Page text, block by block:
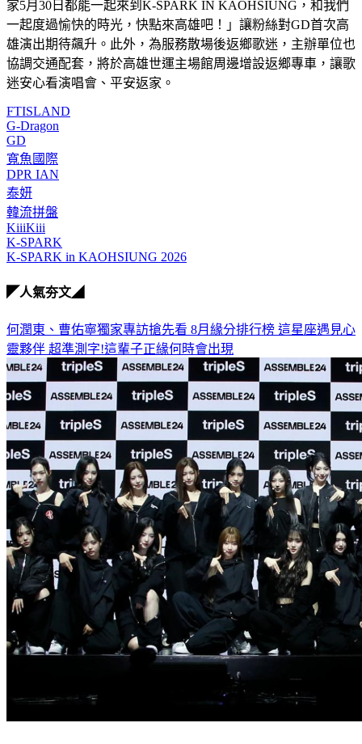
家5月30日都能一起來到K-SPARK IN KAOHSIUNG，和我們
一起度過愉快的時光，快點來高雄吧！」讓粉絲對GD首次高
雄演出期待飆升。此外，為服務散場後返鄉歌迷，主辦單位也
協調交通配套，將於高雄世運主場館周邊增設返鄉專車，讓歌
迷安心看演唱會、平安返家。
FTISLAND
G-Dragon
GD
寬魚國際
DPR IAN
泰妍
韓流拼盤
KiiiKiii
K-SPARK
K-SPARK in KAOHSIUNG 2026
◤人氣夯文◢
何潤東、曹佑寧獨家專訪搶先看 8月緣分排行榜 這星座遇見心
靈夥伴 超準測字!這輩子正緣何時會出現